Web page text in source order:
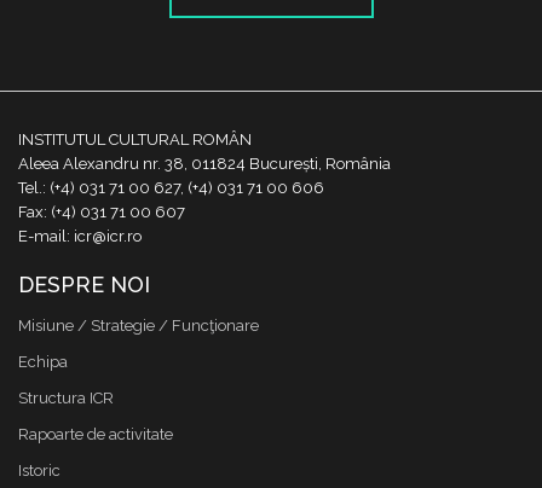
INSTITUTUL CULTURAL ROMÂN
Aleea Alexandru nr. 38, 011824 București, România
Tel.: (+4) 031 71 00 627, (+4) 031 71 00 606
Fax: (+4) 031 71 00 607
E-mail: icr@icr.ro
DESPRE NOI
Misiune / Strategie / Funcţionare
Echipa
Structura ICR
Rapoarte de activitate
Istoric